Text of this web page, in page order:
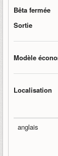
Bêta fermée
Sortie
Modèle
Localisation
anglais